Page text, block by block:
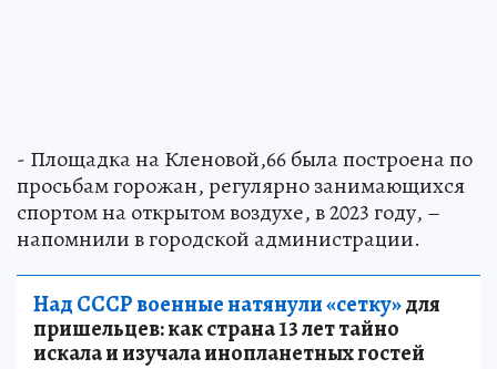
- Площадка на Кленовой,66 была построена по
просьбам горожан, регулярно занимающихся
спортом на открытом воздухе, в 2023 году, –
напомнили в городской администрации.
Над СССР военные натянули «сетку»для
пришельцев: как страна 13 лет тайно
искала и изучала инопланетных гостей